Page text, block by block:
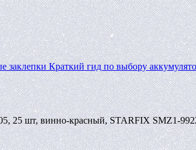
заклепки Краткий гид по выбору
25 шт, винно-красный, STARFIX SMZ1-